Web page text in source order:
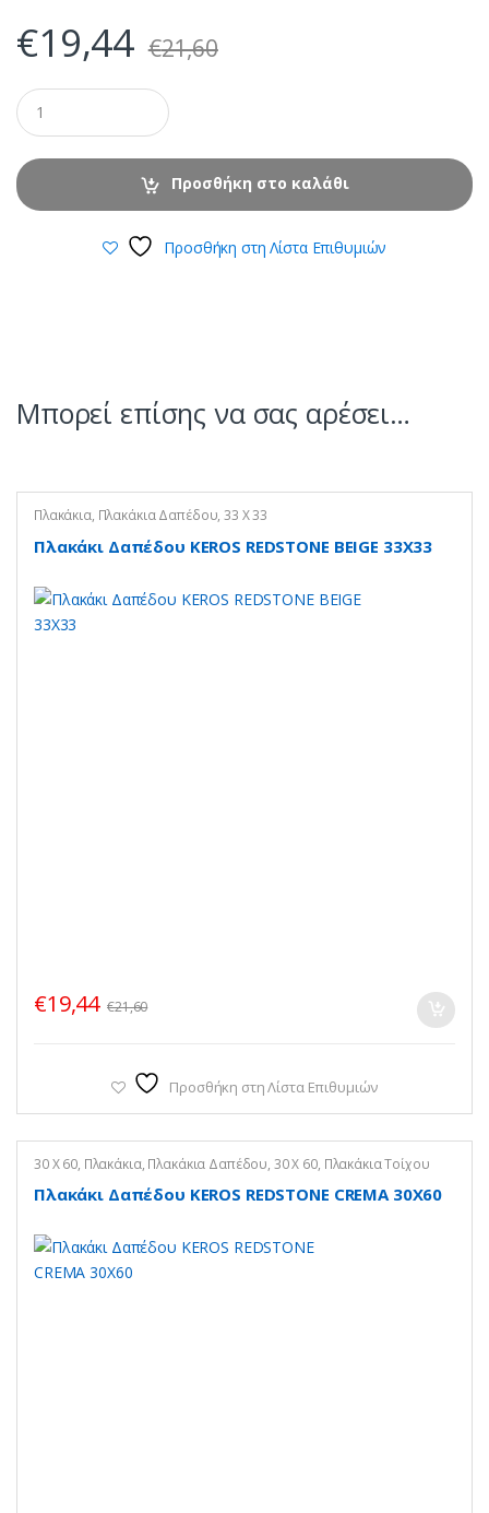
€19,44 €21,60
Προσθήκη στο καλάθι
Προσθήκη στη Λίστα Επιθυμιών
Μπορεί επίσης να σας αρέσει…
Πλακάκια, Πλακάκια Δαπέδου,33 Χ 33
Πλακάκι Δαπέδου KEROS REDSTONE BEIGE 33X33
€19,44 €21,60
Προσθήκη στη Λίστα Επιθυμιών
30 X 60, Πλακάκια, Πλακάκια Δαπέδου, 30 Χ 60, Πλακάκια Τοίχου
Πλακάκι Δαπέδου KEROS REDSTONE CREMA 30X60